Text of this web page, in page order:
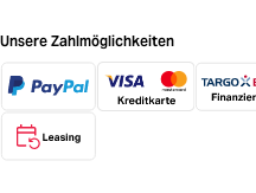
Unsere Zahlmöglichkeiten